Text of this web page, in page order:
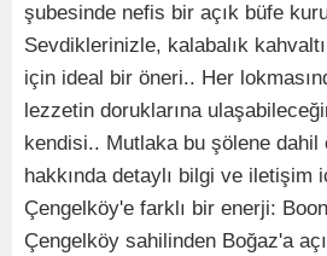
şubesinde nefis bir açık büfe
Sevdiklerinizle, kalabalık
için ideal bir öneri.. Her
lezzetin doruklarına
kendisi.. Mutlaka bu şölene dahil
hakkında detaylı bilgi ve iletişim
Çengelköy'e farklı bir enerji:
Çengelköy sahilinden Boğaz'a